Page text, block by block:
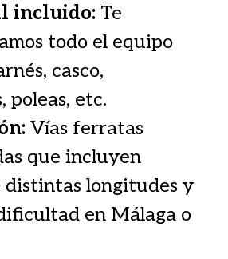
incluido: Te
todo el equipo
casco,
poleas, etc.
Vías ferratas
que incluyen
distintas longitudes y
en Málaga o